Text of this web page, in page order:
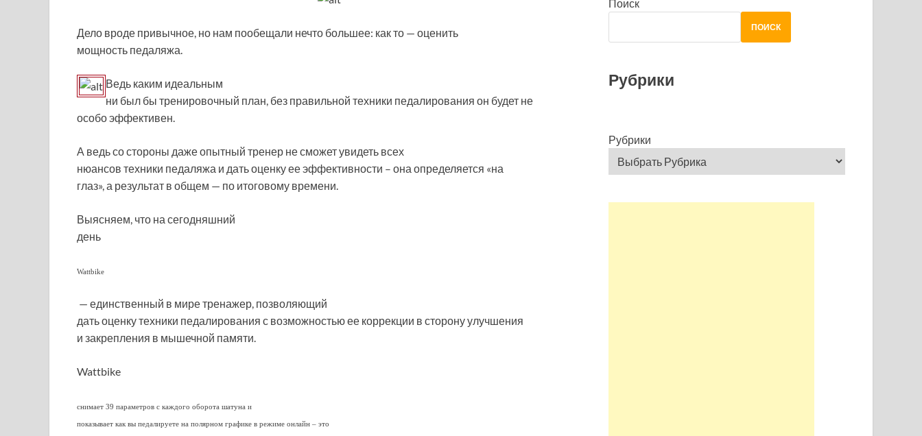
Дело вроде привычное, но нам пообещали нечто большее: как то — оценить
мощность педаляжа.
Ведь каким идеальным
ни был бы тренировочный план, без правильной техники педалирования он будет не
особо эффективен.
А ведь со стороны даже опытный тренер не сможет увидеть всех
нюансов техники педаляжа и дать оценку ее эффективности – она определяется «на
глаз», а результат в общем — по итоговому времени.
Выясняем, что на сегодняшний
день
Wattbike
— единственный в мире тренажер, позволяющий
дать оценку техники педалирования с возможностью ее коррекции в сторону улучшения
и закрепления в мышечной памяти.
Wattbike
снимает 39 параметров с каждого оборота шатуна и
показывает как вы педалируете на полярном графике в режиме онлайн – это
Поиск
ПОИСК
Рубрики
Рубрики